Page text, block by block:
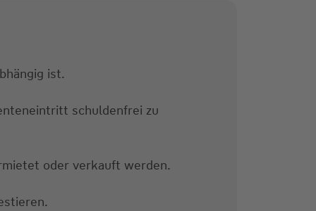
ist.
schuldenfrei zu
oder verkauft werden.